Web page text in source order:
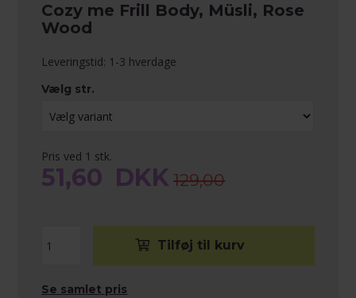
Cozy me Frill Body, Müsli, Rose
Wood
Leveringstid: 1-3 hverdage
Vælg str.
Pris ved 1 stk.
51,60 DKK 129,00
Se samlet pris